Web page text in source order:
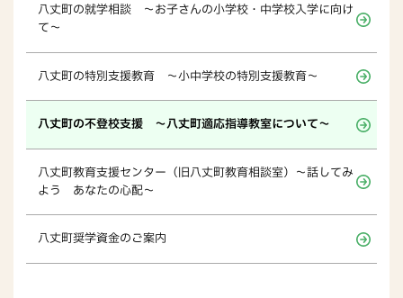
八丈町の就学相談 ～お子さんの小学校・中学校入学に向け
て～
八丈町の特別支援教育 ～小中学校の特別支援教育～
八丈町の不登校支援 ～八丈町適応指導教室について～
八丈町教育支援センター（旧八丈町教育相談室）～話してみ
よう あなたの心配～
八丈町奨学資金のご案内